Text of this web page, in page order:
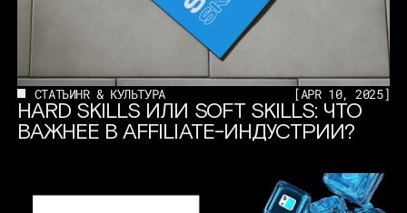
СТАТЬИHR & КУЛЬТУРА [APR 10, 2025]
HARD SKILLS ИЛИ SOFT SKILLS: ЧТО
ВАЖНЕЕ В AFFILIATE-ИНДУСТРИИ?